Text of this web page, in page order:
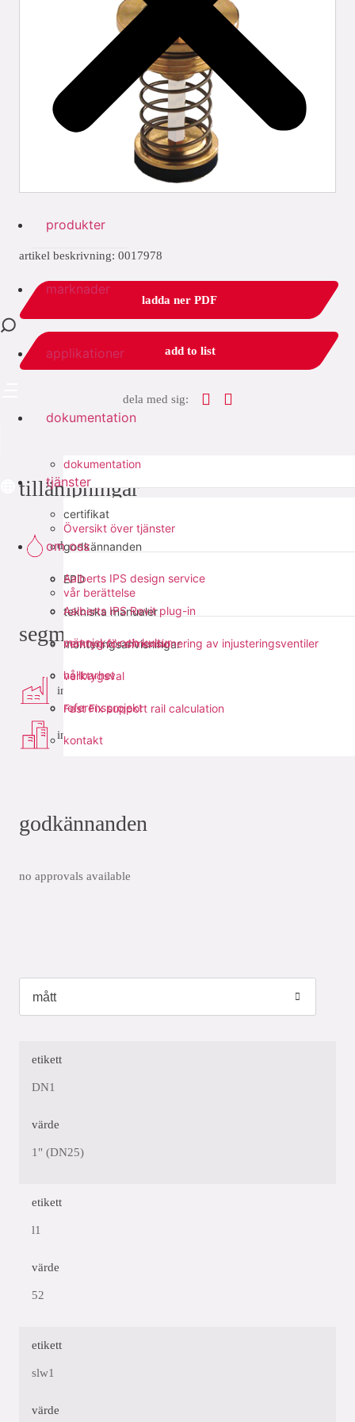
produkter
marknader
applikationer
dokumentation
dokumentation
certifikat
godkännanden
EPD
tekniska manualer
monteringsanvisningar
tjänster
Översikt över tjänster
Aalberts IPS design service
Aalberts IPS Revit plug-in
verktyg för dimensionering av injusteringsventiler
verktygsval
Fast Fix support rail calculation
om oss
vår berättelse
människor och kultur
hållbarhet
referensprojekt
kontakt
artikel beskrivning: 0017978
ladda ner PDF
add to list
dela med sig:
tillämpningar
dricksvatten
segment
industri
infra
godkännanden
no approvals available
etikett
DN1
värde
1" (DN25)
etikett
l1
värde
52
etikett
slw1
värde